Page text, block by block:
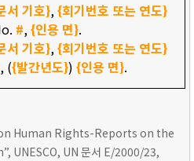
서 기호},{회기번호 또는 연도}
#,{인용 면}.
서 기호},{회기번호 또는 연도}
, ({발간년도}) {인용 면}.
Human Rights-Reports on the
UNESCO, UN 문서 E/2000/23,